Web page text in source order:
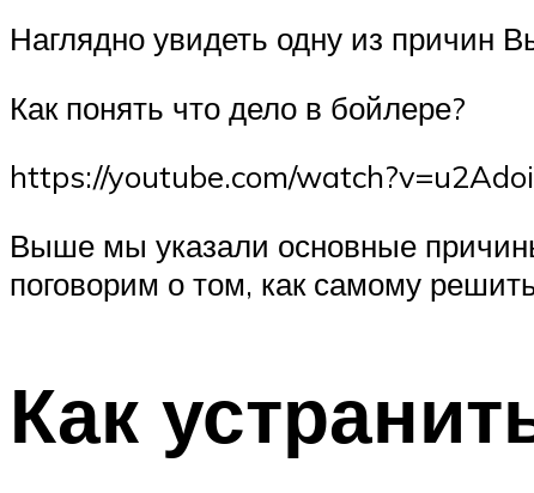
Наглядно увидеть одну из причин
Как понять что дело в бойлере?
https://youtube.com/
Выше мы указали основные
поговорим о том, как самому
Как